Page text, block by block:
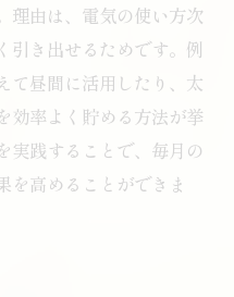
理由は、電気の使い方次
引き出せるためです。例
て昼間に活用したり、太
効率よく貯める方法が挙
実践することで、毎月の
を高めることができま